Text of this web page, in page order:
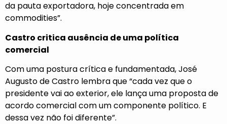
da pauta exportadora, hoje concentrada em
commodities”.
Castro critica ausência de uma política
comercial
Com uma postura crítica e fundamentada, José
Augusto de Castro lembra que “cada vez que o
presidente vai ao exterior, ele lança uma proposta de
acordo comercial com um componente político. E
dessa vez não foi diferente”.